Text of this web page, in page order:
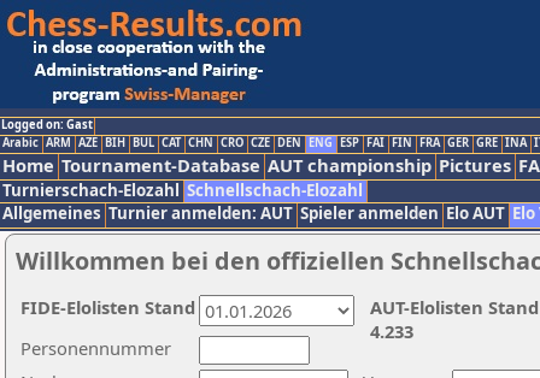
Logged on: Gast
Arabic ARM AZE BIH BUL CAT CHN CRO CZE DEN ENG ESP FAI FIN FRA GER GRE INA
Home Tournament-Database AUT championship Pictures
Turnierschach-Elozahl Schnellschach-Elozahl
Allgemeines Turnier anmelden: AUT Spieler anmelden Elo AUT
Willkommen bei den offiziellen
Personennummer
AUT-Elolisten
4.233
FIDE-Elolisten Stand